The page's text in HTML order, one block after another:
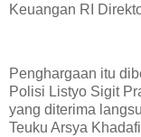
Keuangan RI
Penghargaan itu
Polisi Listyo Sigit
yang diterima
Teuku Arsya